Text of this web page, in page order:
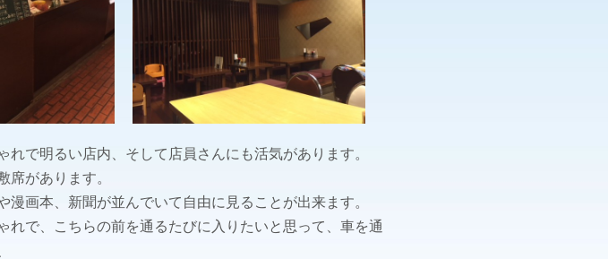
れで明るい店内、そして店員さんにも活気があります。
席があります。
漫画本、新聞が並んでいて自由に見ることが出来ます。
れで、こちらの前を通るたびに入りたいと思って、車を通